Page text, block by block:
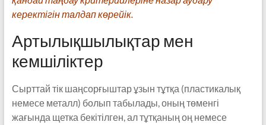
керектігін талдап көрейік.
Артылықшылықтар мен
кемшіліктер
Сырттай тік шаңсорғыштар ұзын тұтқа (пластикалық
немесе металл) болып табылады, оның төменгі
жағында щетка бекітілген, ал тұтқаның оң немесе